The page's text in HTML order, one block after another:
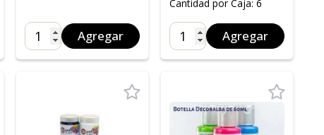
Agregar
Cantidad por Caja: 6
Agregar